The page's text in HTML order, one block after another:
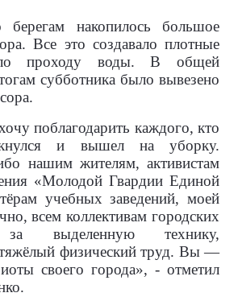
накопилось большое
Все это создавало плотные
проходу воды. В общей
субботника было вывезено
поблагодарить каждого, кто
и вышел на уборку.
нашим жителям, активистам
«Молодой Гвардии Единой
учебных заведений, моей
всем коллективам городских
за выделенную технику,
физический труд. Вы —
своего города», - отметил